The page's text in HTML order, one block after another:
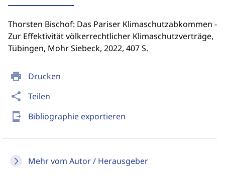
print Drucken
share Teilen
send_to_mobile Bibliographie exportieren
Mehr vom Autor / Herausgeber
Thorsten Bischof: Das Pariser Klimaschutzabkommen -
Zur Effektivität völkerrechtlicher Klimaschutzverträge,
Tübingen, Mohr Siebeck, 2022, 407 S.